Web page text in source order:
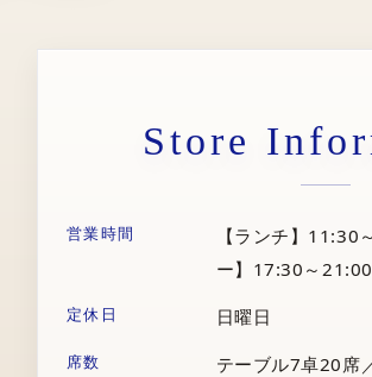
Store
営業時間
【ランチ】11:30
ー】17:30～
定休日 日曜日
席数 テーブル7卓20席